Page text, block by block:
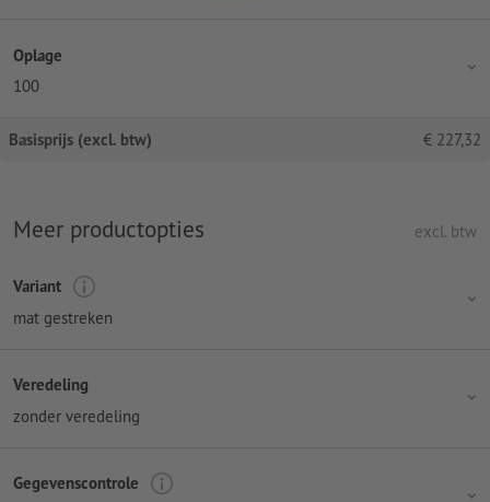
Oplage
100
Basisprijs (excl. btw) € 227,32
Meer productopties excl. btw
Variant
mat gestreken
Veredeling
zonder veredeling
Gegevenscontrole